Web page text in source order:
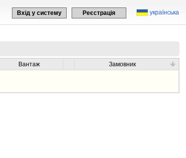
українська
Вхід у систему Реєстрація
Вантаж
Замовник